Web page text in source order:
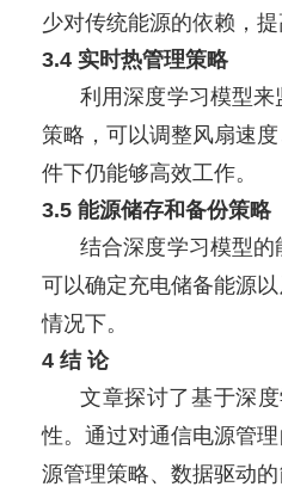
少对传统能源的依赖，提
3.4 实时热管理策略
利用深度学习模型
策略，可以调整风扇速
件下仍能够高效工作。
3.5 能源储存和备份策略
结合深度学习模型
可以确定充电储备能源
情况下。
4 结 论
文章探讨了基于深
性。通过对通信电源管
源管理策略、数据驱动